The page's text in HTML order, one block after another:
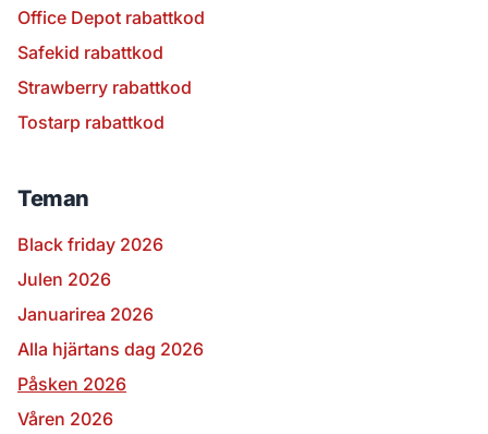
Office Depot rabattkod
Safekid rabattkod
Strawberry rabattkod
Tostarp rabattkod
Teman
Black friday 2026
Julen 2026
Januarirea 2026
Alla hjärtans dag 2026
Påsken 2026
Våren 2026